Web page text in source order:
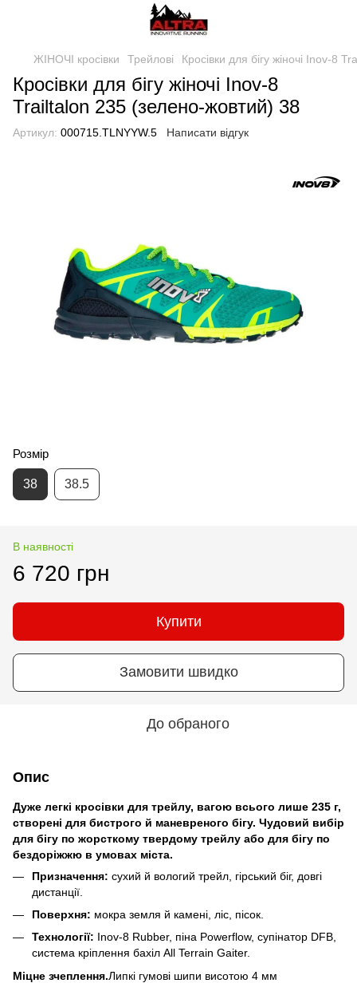
ЖІНОЧІ кросівки Трейлові Кросівки для бігу жіночі Inov-8
Кросівки для бігу жіночі Inov-8
Trailtalon 235 (зелено-жовтий) 38
Артикул: 000715.TLNYYW.5 Написати відгук
Розмір
38 38.5
В наявності
6 720 грн
Купити
Замовити швидко
До обраного
Опис
Дуже легкі кросівки для трейлу, вагою всього лише 235 г,
створені для бистрого й маневреного бігу. Чудовий вибір
для бігу по жорсткому твердому трейлу або для бігу по
бездоріжжю в умовах міста.
Призначення: сухий й вологий трейл, гірський біг, довгі
дистанції.
Поверхня: мокра земля й камені, ліс, пісок.
Технології: Inov-8 Rubber, піна Powerflow, супінатор DFB,
система кріплення бахіл All Terrain Gaiter.
Міцне зчеплення.Липкі гумові шипи висотою 4 мм